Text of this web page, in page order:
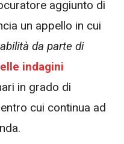
aggiunto di
un appello in cui
da parte di
indagini
in grado di
cui continua ad